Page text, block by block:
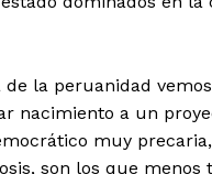
la peruanidad
nacimiento a un
muy
son los que menos